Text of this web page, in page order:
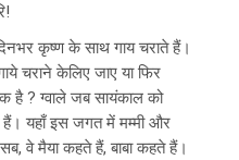
कृष्ण के साथ गाय चराते हैं।
चराने केलिए जाए या फिर
है ? ग्वाले जब सायंकाल को
हैं। यहाँ इस जगत में मम्मी और
वे मैया कहते हैं, बाबा कहते हैं।